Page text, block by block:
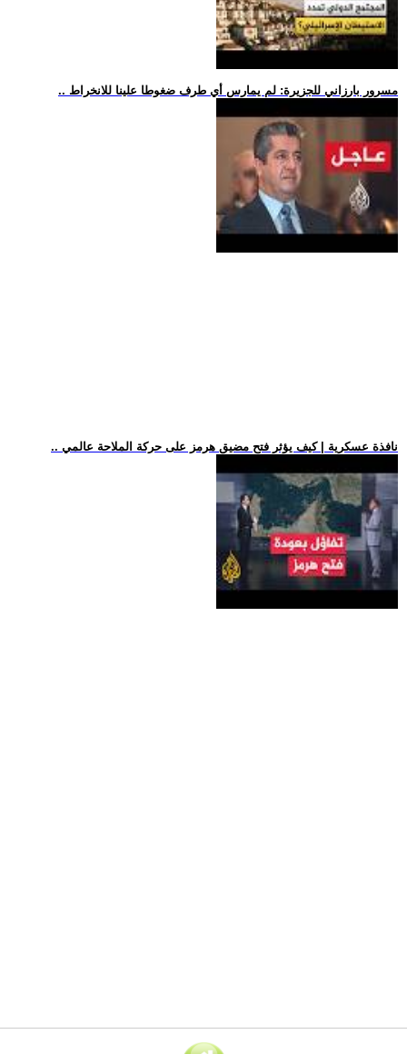
.. مسرور بارزاني للجزيرة: لم يمارس أي طرف ضغوطا علينا للانخراط
.. نافذة عسكرية | كيف يؤثر فتح مضيق هرمز على حركة الملاحة عالمي